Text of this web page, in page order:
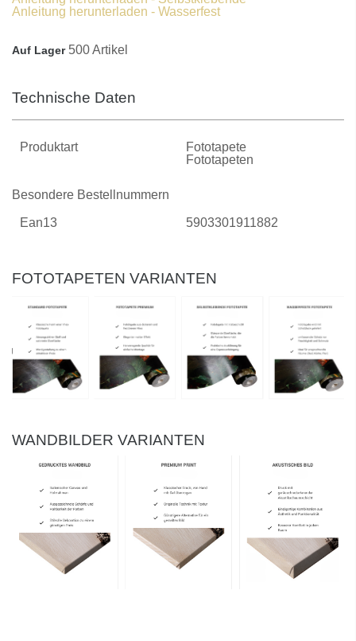
Anleitung herunterladen - Wasserfest
Auf Lager 500 Artikel
Technische Daten
Produktart
Fototapete
Fototapeten
Besondere Bestellnummern
Ean13 5903301911882
FOTOTAPETEN VARIANTEN
WANDBILDER VARIANTEN